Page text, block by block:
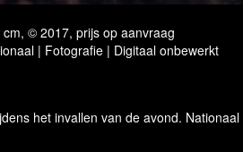
cm, © 2017, prijs op aanvraag
| Fotografie | Digitaal onbewerkt
het invallen van de avond.